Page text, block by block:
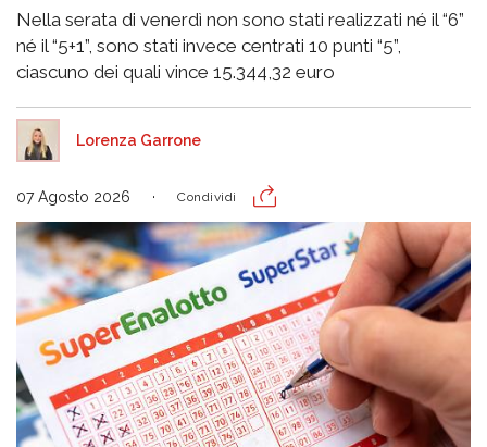
Nella serata di venerdì non sono stati realizzati né il “6”
né il “5+1”, sono stati invece centrati 10 punti “5”,
ciascuno dei quali vince 15.344,32 euro
Lorenza Garrone
07 Agosto 2026 Condividi